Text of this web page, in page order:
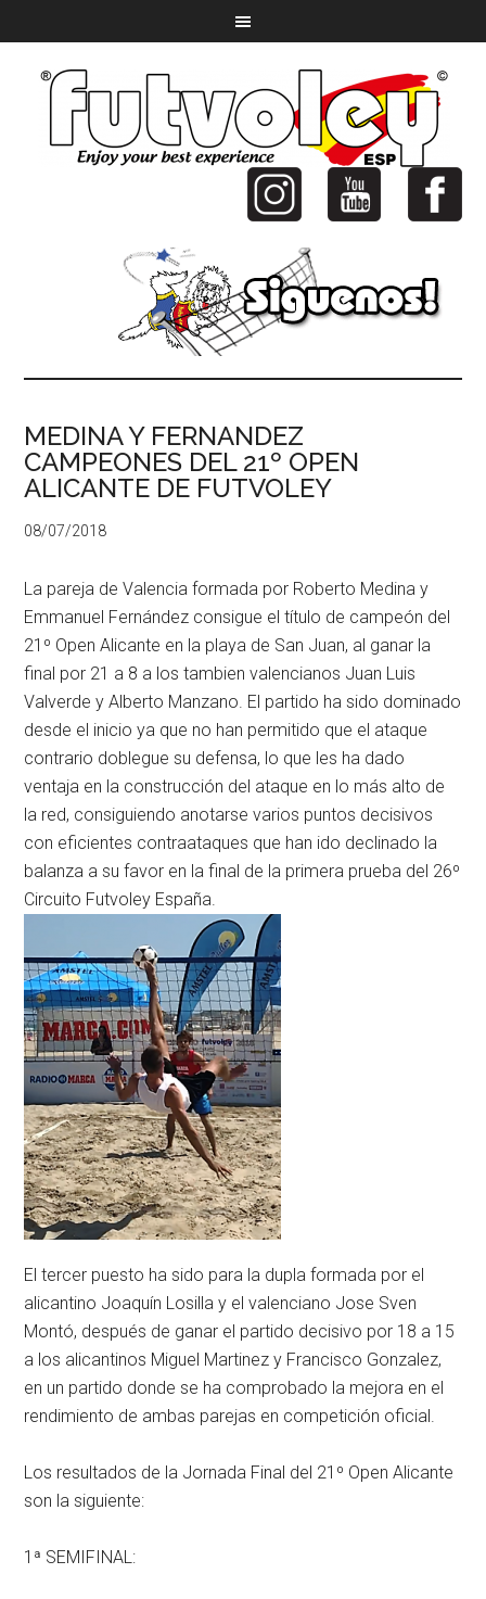
MEDINA Y FERNANDEZ
CAMPEONES DEL 21º OPEN
ALICANTE DE FUTVOLEY
08/07/2018
La pareja de Valencia formada por Roberto Medina y
Emmanuel Fernández consigue el título de campeón del
21º Open Alicante en la playa de San Juan, al ganar la
final por 21 a 8 a los tambien valencianos Juan Luis
Valverde y Alberto Manzano. El partido ha sido dominado
desde el inicio ya que no han permitido que el ataque
contrario doblegue su defensa, lo que les ha dado
ventaja en la construcción del ataque en lo más alto de
la red, consiguiendo anotarse varios puntos decisivos
con eficientes contraataques que han ido declinado la
balanza a su favor en la final de la primera prueba del 26º
Circuito Futvoley España.
El tercer puesto ha sido para la dupla formada por el
alicantino Joaquín Losilla y el valenciano Jose Sven
Montó, después de ganar el partido decisivo por 18 a 15
a los alicantinos Miguel Martinez y Francisco Gonzalez,
en un partido donde se ha comprobado la mejora en el
rendimiento de ambas parejas en competición oficial.
Los resultados de la Jornada Final del 21º Open Alicante
son la siguiente:
1ª SEMIFINAL: